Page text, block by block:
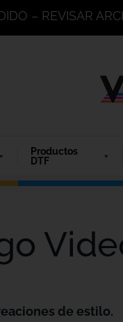
– REVISAR
Productos
DTF
de estilo.